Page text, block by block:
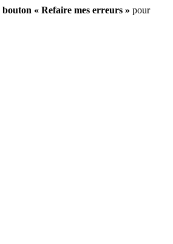
bouton « Refaire mes erreurs » pour